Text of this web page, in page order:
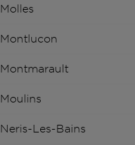
Molles
Montlucon
Montmarault
Moulins
Neris-Les-Bains